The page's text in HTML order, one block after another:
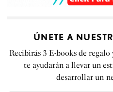
ÚNETE A
Recibirás 3 E-books de
te ayudarán a llevar un
desarrollar un